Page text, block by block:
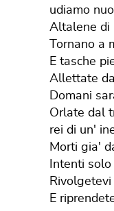
udiamo
Altalene di
Tornano a
E tasche
Allettate
Domani
Orlate dal
rei di un'
Morti gia'
Intenti
E